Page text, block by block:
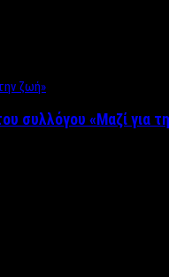
συλλόγου «Μαζί για